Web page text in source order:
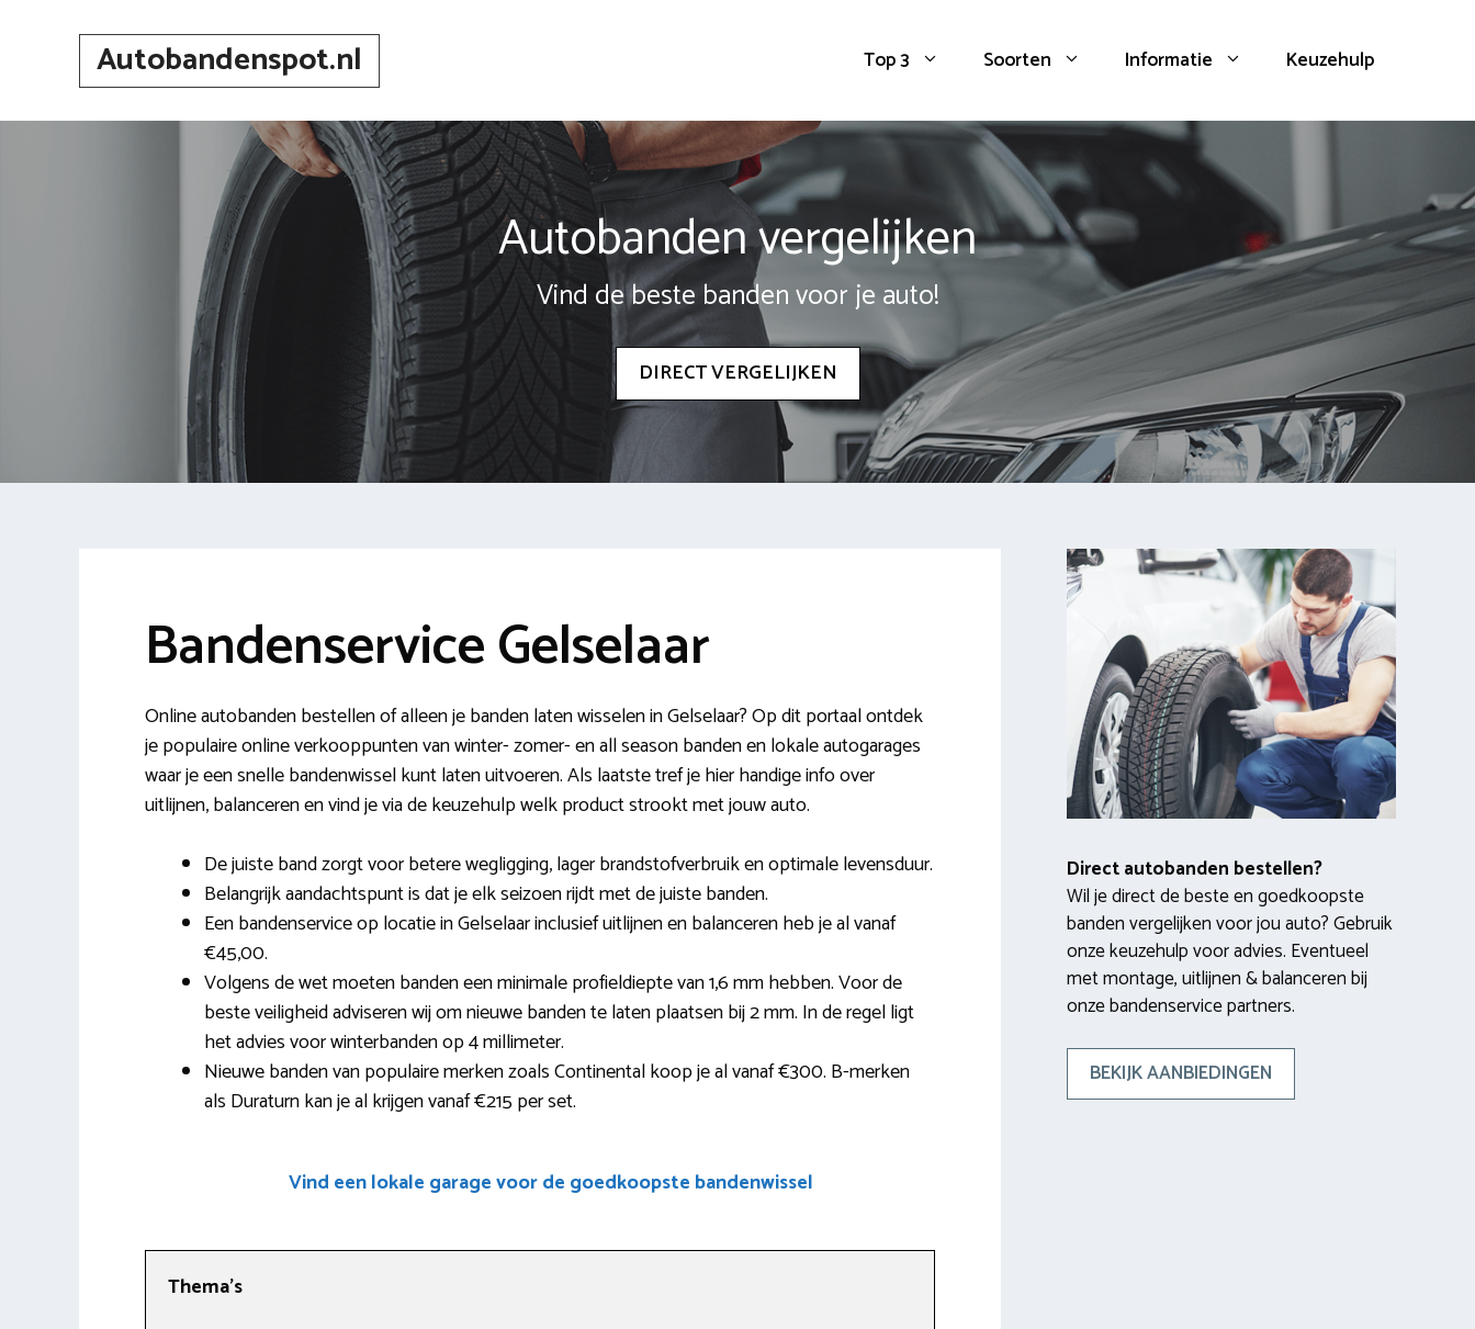
Autobandenspot.nl Top 3 Soorten Informatie Keuzehulp
Autobanden vergelijken
Vind de beste banden voor je auto!
DIRECT VERGELIJKEN
Bandenservice Gelselaar
Online autobanden bestellen of alleen je banden laten wisselen in Gelselaar? Op dit portaal ontdek
je populaire online verkooppunten van winter- zomer- en all season banden en lokale autogarages
waar je een snelle bandenwissel kunt laten uitvoeren. Als laatste tref je hier handige info over
uitlijnen, balanceren en vind je via de keuzehulp welk product strookt met jouw auto.
De juiste band zorgt voor betere wegligging, lager brandstofverbruik en optimale levensduur.
Belangrijk aandachtspunt is dat je elk seizoen rijdt met de juiste banden.
Een bandenservice op locatie in Gelselaar inclusief uitlijnen en balanceren heb je al vanaf
€45,00.
Volgens de wet moeten banden een minimale profieldiepte van 1,6 mm hebben. Voor de
beste veiligheid adviseren wij om nieuwe banden te laten plaatsen bij 2 mm. In de regel ligt
het advies voor winterbanden op 4 millimeter.
Nieuwe banden van populaire merken zoals Continental koop je al vanaf €300. B-merken
als Duraturn kan je al krijgen vanaf €215 per set.
Vind een lokale garage voor de goedkoopste bandenwissel
Thema’s
Direct autobanden bestellen?
Wil je direct de beste en goedkoopste
banden vergelijken voor jou auto? Gebruik
onze keuzehulp voor advies. Eventueel
met montage, uitlijnen & balanceren bij
onze bandenservice partners.
BEKIJK AANBIEDINGEN